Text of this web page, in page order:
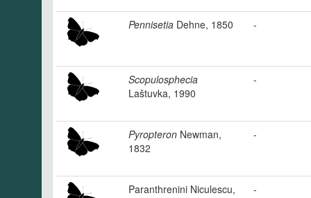
Pennisetia Dehne, 1850 -
Scopulosphecia
Laštuvka, 1990
-
Pyropteron Newman,
1832
-
Paranthrenini Niculescu,
-